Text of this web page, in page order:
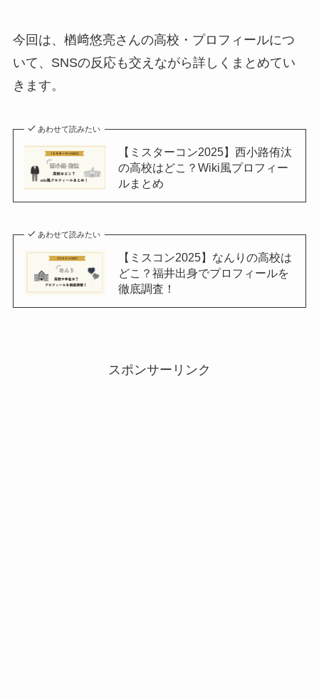
今回は、楢﨑悠亮さんの高校・プロフィールにつ
いて、SNSの反応も交えながら詳しくまとめてい
きます。
あわせて読みたい
【ミスターコン2025】西小路侑汰
の高校はどこ？Wiki風プロフィー
ルまとめ
あわせて読みたい
【ミスコン2025】なんりの高校は
どこ？福井出身でプロフィールを
徹底調査！
スポンサーリンク